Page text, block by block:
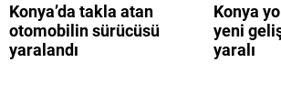
Konya’da takla atan
otomobilin sürücüsü
yaralandı
Konya
yeni
yaralı